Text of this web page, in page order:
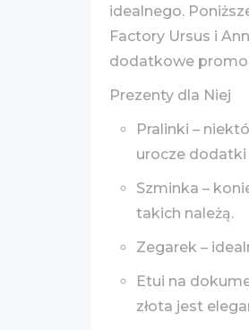
idealnego.
Factory Ursus i
dodatkowe
Prezenty dla Niej
Pralinki –
urocze dodatki
Szminka –
takich należą.
Zegarek –
Etui na
złota jest